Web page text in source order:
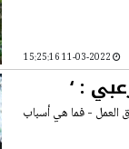
المحامية عالية زعبي : ‘
‘العمل - فما هي أسباب